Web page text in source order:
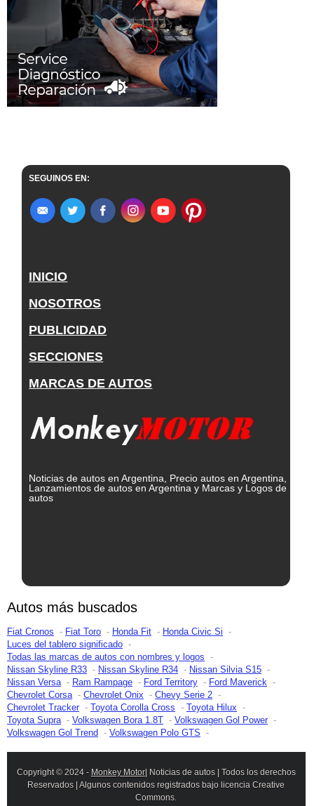
SEGUINOS EN:
INICIO
NOSOTROS
PUBLICIDAD
SECCIONES
MARCAS DE AUTOS
Noticias de autos en Argentina, Precio autos en Argentina,
Lanzamientos de autos en Argentina y Marcas y Logos de
autos
Autos más buscados
Fiat Cronos Fiat Toro Honda Fit
Honda Civic Si
Luces del tablero significado
Todas las marcas de autos con nombres y logos
Nissan Skyline R33
Nissan Skyline R34
Nissan Silvia S15
Nissan Versa
Ram Rampage Ford Territory
Ford Maverick
Chevrolet Corsa
Chevrolet Onix
Chevy Serie 2
Chevrolet Tracker
Toyota Corolla Cross
Toyota Hilux
Toyota Supra
Volkswagen Bora 1.8T
Volkswagen Gol Power
Volkswagen Gol Trend
Volkswagen Polo GTS
Copyright © 2024 - Monkey Motor| Noticias de autos | Todos los derechos
Reservados | Algunos contenidos registrados bajo licencia Creative
Commons.